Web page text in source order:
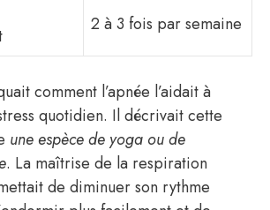
2 à 3 fois par semaine
comment l’apnée l’aidait à
quotidien. Il décrivait cette
une espèce de yoga ou de
. La maîtrise de la respiration
de diminuer son rythme